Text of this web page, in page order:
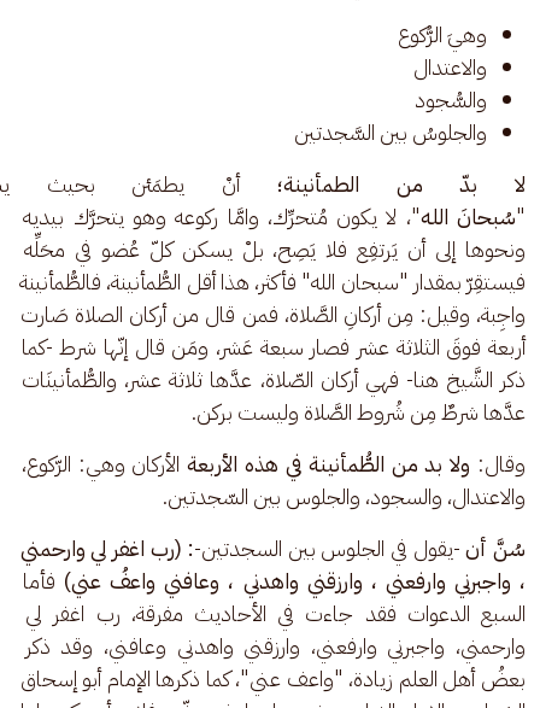
وهيَ الرُّكوع
والاعتدال
والسُّجود
والجلوسُ بين السَّجدتين
لا بدّ من الطمأنينة؛ أنْ يطمَئن بحيث
"سُبحانَ الله"، لا يكون مُتحرِّك، وامَّا ركوعه وهو يتحرَّك بيديه
ونحوها إلى أن يَرتفِع فلا يَصِح، بلْ يسكن كلّ عُضو في محَلِّه
فيستقِرّ بمقدار "سبحان الله" فأكثر، هذا أقل الطُّمأنينة، فالطُّمأنينة
واجِبة، وقيل: مِن أركانِ الصَّلاة، فمن قال من أركان الصلاة صَارت
أربعة فوقَ الثلاثة عشر فصار سبعة عَشر، ومَن قال إنّها شرط -كما
ذكر الشَّيخ هنا- فهي أركان الصّلاة، عدَّها ثلاثة عشر، والطُّمأنينَات
عدَّها شرطٌ مِن شُروط الصَّلاة وليست بركن.
وقال: ولا بد من الطُّمأنينة في هذه الأربعة الأركان وهي: الرّكوع،
والاعتدال، والسجود، والجلوس بين السّجدتين.
سُنَّ أن -يقول في الجلوس بين السجدتين-: (رب اغفر لي وارحمني
، واجبرني وارفعني ، وارزقني واهدني ، وعافني واعفُ عني) فأما
السبع الدعوات فقد جاءت في الأحاديث مفرقة، رب اغفر لي
وارحمني، واجبرني وارفعني، وارزقني واهدني وعافني، وقد ذكر
بعضُ أهل العلم زيادة، "واعف عني"، كما ذكرها الإمام أبو إسحاق